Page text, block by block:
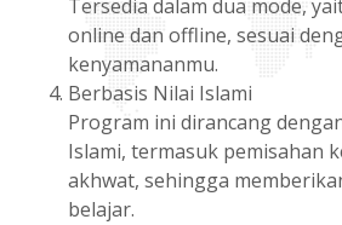
Tersedia dalam dua mode,
online dan offline, sesuai
kenyamananmu.
Berbasis Nilai Islami
Program ini dirancang
Islami, termasuk pemisahan
akhwat, sehingga
belajar.